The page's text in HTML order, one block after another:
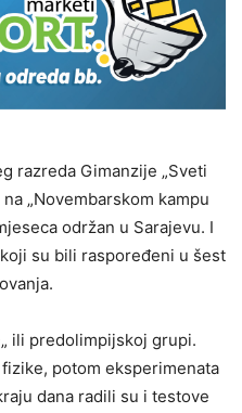
razreda Gimanzije „Sveti
„Novembarskom kampu
održan u Sarajevu. I
su bili raspoređeni u šest
ili predolimpijskoj grupi.
potom eksperimenata
dana radili su i testove